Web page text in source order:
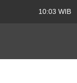
10:03 WIB